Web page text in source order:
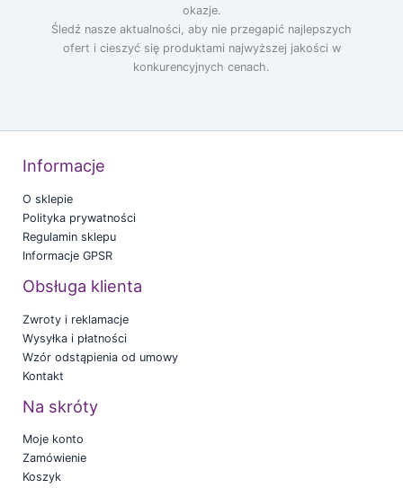
okazje.
Śledź nasze aktualności, aby nie przegapić najlepszych
ofert i cieszyć się produktami najwyższej jakości w
konkurencyjnych cenach.
Informacje
O sklepie
Polityka prywatności
Regulamin sklepu
Informacje GPSR
Obsługa klienta
Zwroty i reklamacje
Wysyłka i płatności
Wzór odstąpienia od umowy
Kontakt
Na skróty
Moje konto
Zamówienie
Koszyk